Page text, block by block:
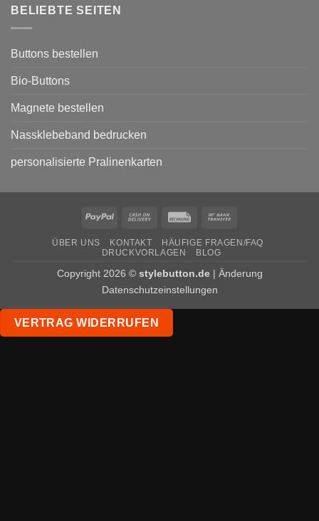
für
BELIEBTE SEITEN
Buttons bestellen
Bio-Buttons
Magnete bestellen
Nassklebeband bedrucken
personalisierte Pralinenkarten
PayPal
Cash
Delivery
Rechung
ÜBER UNS KONTAKT
HÄUFIGE FRAGEN/FAQ
DRUCKVORLAGEN
BLOG
Copyright 2026 © stylebutton.de| Änderung
Datenschutzeinstellungen
VERTRAG WIDERRUFEN